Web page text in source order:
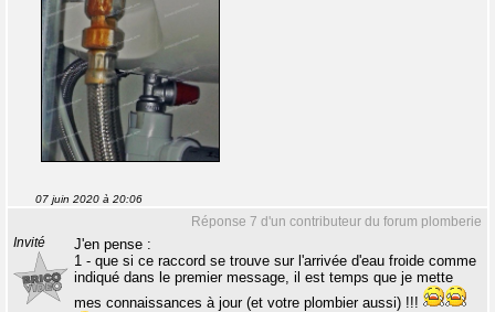
07 juin 2020 à 20:06
Réponse 7 d'un contributeur du forum plomberie
Invité
J'en pense :
1 - que si ce raccord se trouve sur l'arrivée d'eau froide comme
indiqué dans le premier message, il est temps que je mette
mes connaissances à jour (et votre plombier aussi) !!!